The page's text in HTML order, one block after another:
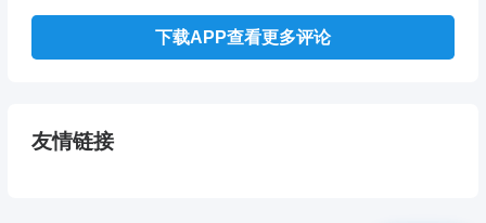
下载APP查看更多评论
友情链接